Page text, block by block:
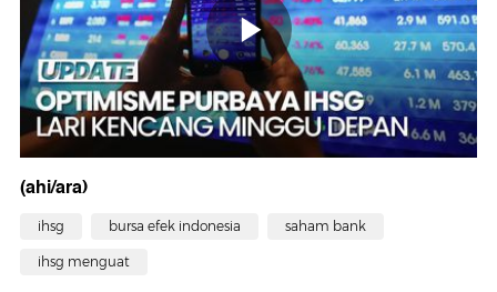
(ahi/ara)
ihsg bursa efek indonesia saham bank
ihsg menguat